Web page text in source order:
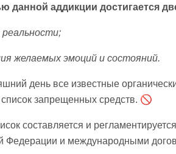
данной аддикции достигается
желаемых эмоций и состояний.
день все известные
запрещенных средств. 🚫
составляется и
Федерации и международными